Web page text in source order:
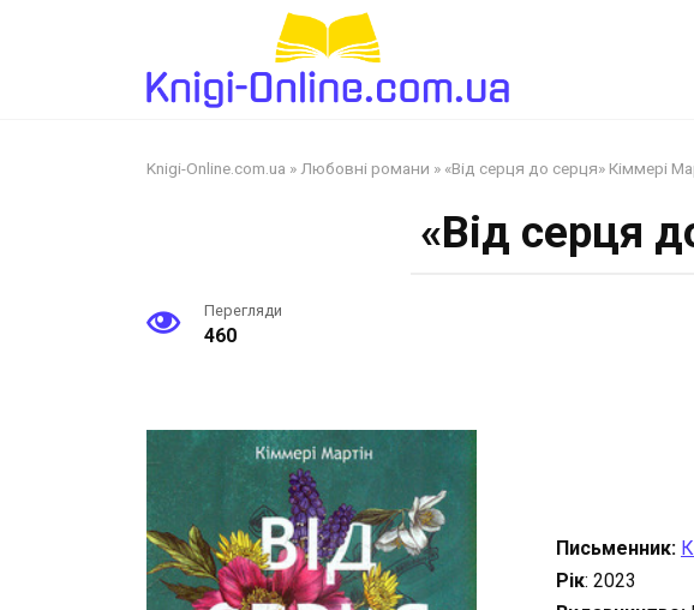
Knigi-Online.com.ua » Любовні романи » «Від серця до серця» Кіммері
«Від серця
Перегляди
460
Письменник:
Рік: 2023